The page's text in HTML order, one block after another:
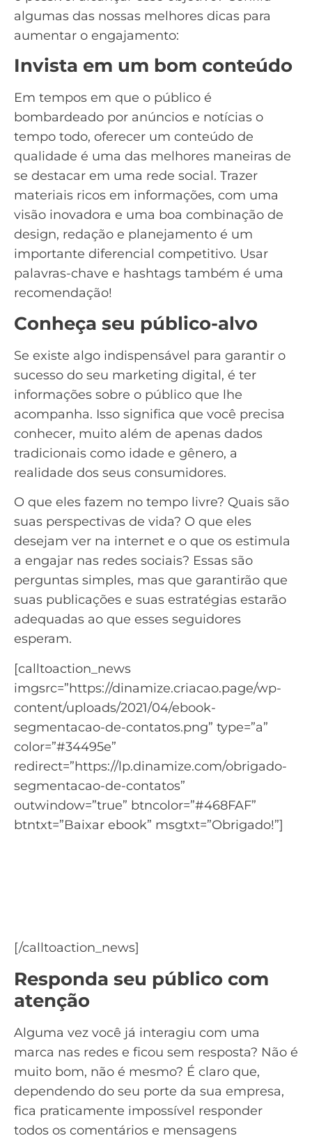
algumas das nossas melhores dicas para
aumentar o engajamento:
Invista em um bom conteúdo
Em tempos em que o público é
bombardeado por anúncios e notícias o
tempo todo, oferecer um conteúdo de
qualidade é uma das melhores maneiras de
se destacar em uma rede social. Trazer
materiais ricos em informações, com uma
visão inovadora e uma boa combinação de
design, redação e planejamento é um
importante diferencial competitivo. Usar
palavras-chave e hashtags também é uma
recomendação!
Conheça seu público-alvo
Se existe algo indispensável para garantir o
sucesso do seu marketing digital, é ter
informações sobre o público que lhe
acompanha. Isso significa que você precisa
conhecer, muito além de apenas dados
tradicionais como idade e gênero, a
realidade dos seus consumidores.
O que eles fazem no tempo livre? Quais são
suas perspectivas de vida? O que eles
desejam ver na internet e o que os estimula
a engajar nas redes sociais? Essas são
perguntas simples, mas que garantirão que
suas publicações e suas estratégias estarão
adequadas ao que esses seguidores
esperam.
[calltoaction_news
imgsrc=”https://dinamize.criacao.page/wp-
content/uploads/2021/04/ebook-
segmentacao-de-contatos.png” type=”a”
color=”#34495e”
redirect=”https://lp.dinamize.com/obrigado-
segmentacao-de-contatos”
outwindow=”true” btncolor=”#468FAF”
btntxt=”Baixar ebook” msgtxt=”Obrigado!”]
[/calltoaction_news]
Responda seu público com
atenção
Alguma vez você já interagiu com uma
marca nas redes e ficou sem resposta? Não é
muito bom, não é mesmo? É claro que,
dependendo do seu porte da sua empresa,
fica praticamente impossível responder
todos os comentários e mensagens